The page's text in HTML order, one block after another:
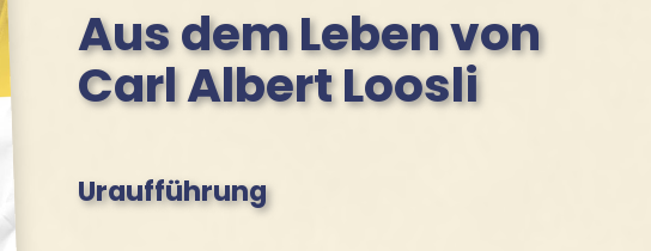
Aus dem Leben von
Carl Albert Loosli
Uraufführung